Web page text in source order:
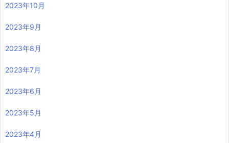
2023年10月
2023年9月
2023年8月
2023年7月
2023年6月
2023年5月
2023年4月